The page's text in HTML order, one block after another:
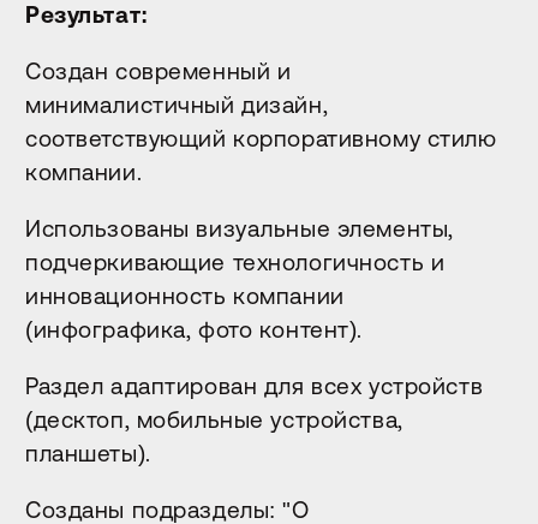
Результат:
Создан современный и
минималистичный дизайн,
соответствующий корпоративному стилю
компании.
Использованы визуальные элементы,
подчеркивающие технологичность и
инновационность компании
(инфографика, фото контент).
Раздел адаптирован для всех устройств
(десктоп, мобильные устройства,
планшеты).
Созданы подразделы: "О